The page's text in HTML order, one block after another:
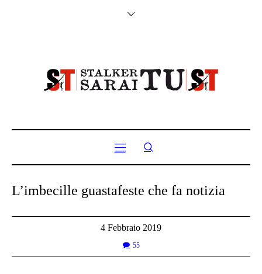
L’imbecille guastafeste che fa notizia
4 Febbraio 2019
55